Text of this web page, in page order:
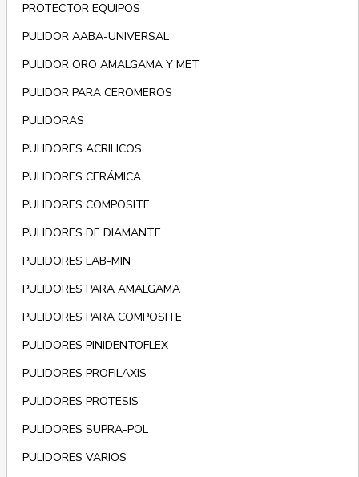
PROTECTOR EQUIPOS
PULIDOR AABA-UNIVERSAL
PULIDOR ORO AMALGAMA Y MET
PULIDOR PARA CEROMEROS
PULIDORAS
PULIDORES ACRILICOS
PULIDORES CERÁMICA
PULIDORES COMPOSITE
PULIDORES DE DIAMANTE
PULIDORES LAB-MIN
PULIDORES PARA AMALGAMA
PULIDORES PARA COMPOSITE
PULIDORES PINIDENTOFLEX
PULIDORES PROFILAXIS
PULIDORES PROTESIS
PULIDORES SUPRA-POL
PULIDORES VARIOS